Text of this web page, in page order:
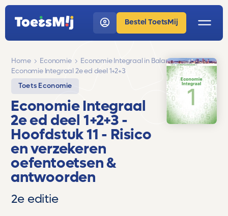
Bestel ToetsMij
Home Economie
Economie Integraal in Balans
Economie Integraal 2e ed deel 1+2+3
Toets Economie
Economie Integraal
2e ed deel 1+2+3-
Hoofdstuk 11 - Risico
en verzekeren
oefentoetsen &
antwoorden
2e editie